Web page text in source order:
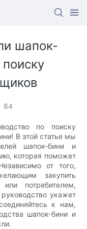
шапок-
84
по поиску
В этой статье мы
шапок-бини и
которая поможет
от того,
закупить
потребителем,
укажет
к нам,
шапок-бини и